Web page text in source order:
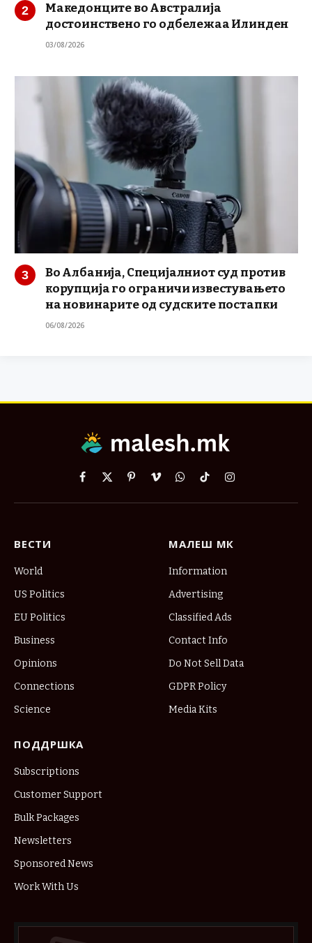
Македонците во Австралија
достоинствено го одбележаа Илинден
03/08/2026
Во Албанија, Специјалниот суд против
корупција го ограничи известувањето
на новинарите од судските постапки
06/08/2026
Facebook
X
PinterestVimeoWhatsApp
TikTokInstagram
ВЕСТИ
World
US Politics
EU Politics
Business
Opinions
Connections
Science
МАЛЕШ МК
Information
Advertising
Classified Ads
Contact Info
Do Not Sell Data
GDPR Policy
Media Kits
ПОДДРШКА
Subscriptions
Customer Support
Bulk Packages
Newsletters
Sponsored News
Work With Us